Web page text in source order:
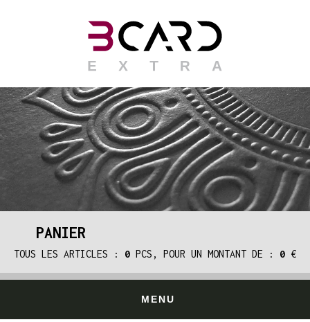
PANIER
TOUS LES ARTICLES : 0 PCS, POUR UN MONTANT DE : 0 €
MENU